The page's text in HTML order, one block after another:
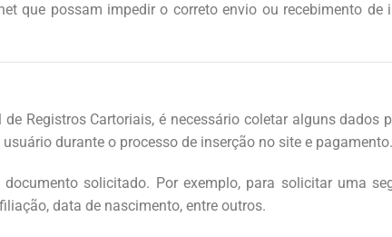
que possam impedir o correto envio ou recebimento
Registros Cartoriais, é necessário coletar alguns dados
durante o processo de inserção no site e pagamento.
solicitado. Por exemplo, para solicitar uma
data de nascimento, entre outros.